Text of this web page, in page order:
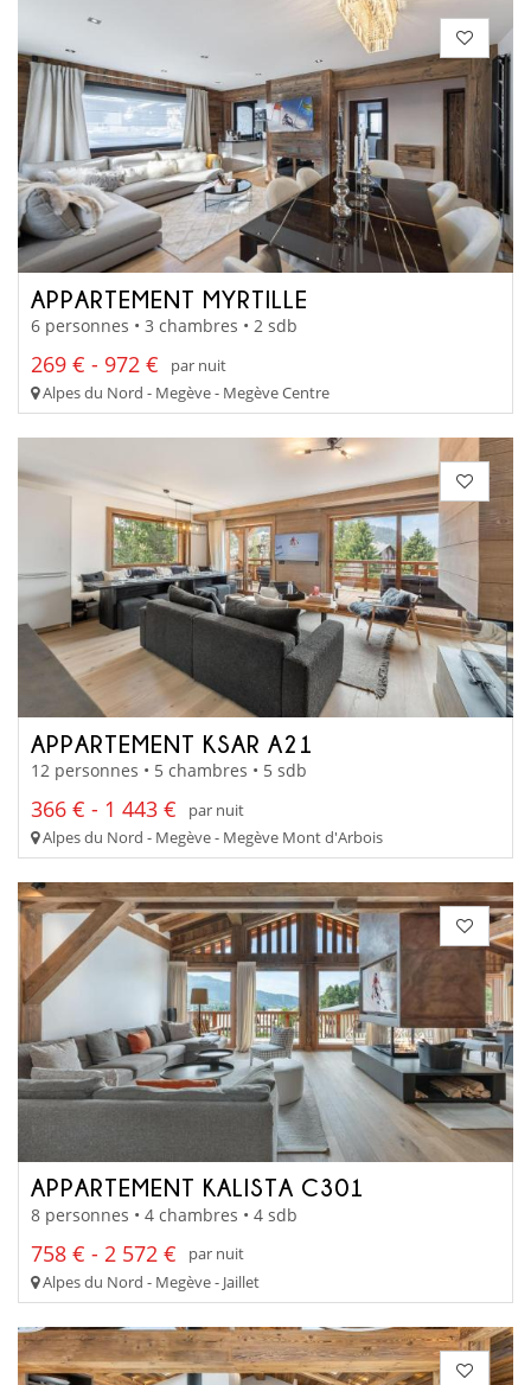
APPARTEMENT MYRTILLE
6 personnes • 3 chambres • 2 sdb
269 € - 972 €
par nuit
Alpes du Nord - Megève - Megève Centre
APPARTEMENT KSAR A21
12 personnes • 5 chambres • 5 sdb
366 € - 1 443 €
par nuit
Alpes du Nord - Megève - Megève Mont d'Arbois
APPARTEMENT KALISTA C301
8 personnes • 4 chambres • 4 sdb
758 € - 2 572 €
par nuit
Alpes du Nord - Megève - Jaillet